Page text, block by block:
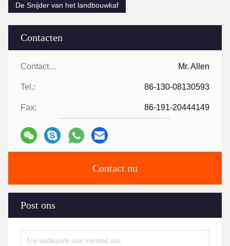
Contacten
Contacten: Mr. Allen
Tel.: 86-130-08130593
Fax: 86-191-20444149
Contact nu
Post ons
De Snijder van het landbouwkaf